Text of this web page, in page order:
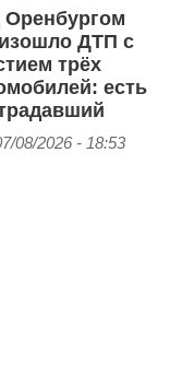
Оренбургом
ДТП с
трёх
есть
08/2026 - 18:53